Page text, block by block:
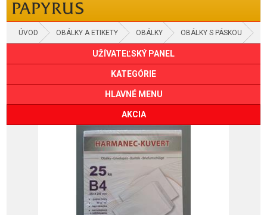
ÚVOD OBÁLKY A ETIKETY OBÁLKY OBÁLKY S PÁSKOU
UŽÍVATEĽSKÝ PANEL
KATEGÓRIE
HLAVNÉ MENU
AKCIA